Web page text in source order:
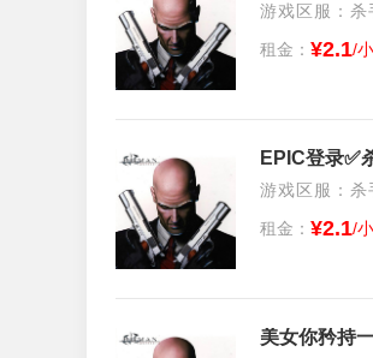
游戏区服：
租金： ¥2.1/
游戏区服：
租金： ¥2.1/
美女你矜持